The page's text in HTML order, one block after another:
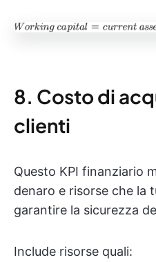
8. Costo di
clienti
Questo KPI finanziario
denaro e risorse che la
garantire la sicurezza
Include risorse quali: